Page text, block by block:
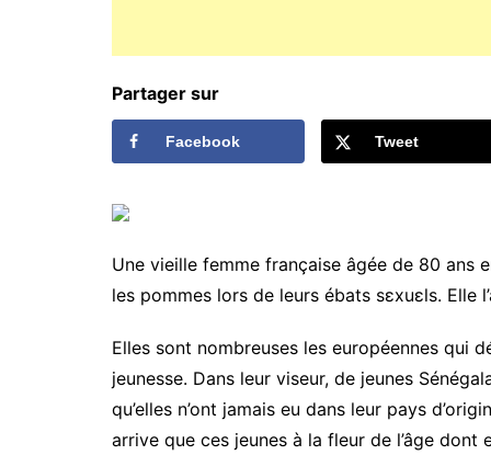
Partager sur
Facebook Tweet
Une vieille femme française âgée de 80 ans
les pommes lors de leurs ébats sεxuεls. Elle
Elles sont nombreuses les européennes qui
jeunesse. Dans leur viseur, de jeunes
qu’elles n’ont jamais eu dans leur pays
arrive que ces jeunes à la fleur de l’âge